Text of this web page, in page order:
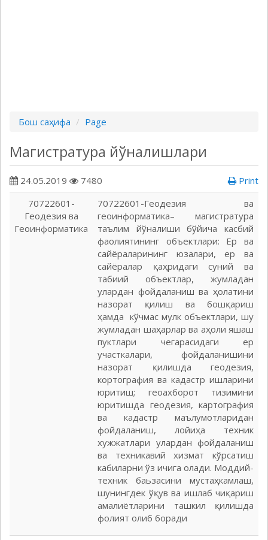
Бош саҳифа Page
Магистратура йўналишлари
24.05.2019 7480
Print
70722601-
Геодезия ва
Геоинформатика
70722601-Геодезия ва
геоинформатика– магистратура
таълим йўналиши бўйича касбий
фаолиятининг объектлари: Ер ва
сайёраларининг юзалари, ер ва
сайёралар қаҳридаги суний ва
табиий объектлар, жумладан
улардан фойдаланиш ва ҳолатини
назорат қилиш ва бошқариш
ҳамда кўчмас мулк объектлари, шу
жумладан шаҳарлар ва аҳоли яшаш
пуктлари чегарасидаги ер
участкалари, фойдаланишини
назорат қилишда геодезия,
кортография ва кадастр ишларини
юритиш; геоахборот тизимини
юритишда геодезия, картография
ва кадастр маълумотларидан
фойдаланиш, лойиҳа техник
хужжатлари улардан фойдаланиш
ва техникавий хизмат кўрсатиш
кабиларни ўз ичига олади. Моддий-
техник баьзасини мустаҳкамлаш,
шунингдек ўқув ва ишлаб чиқариш
амалиётларини ташкил қилишда
фолият олиб боради